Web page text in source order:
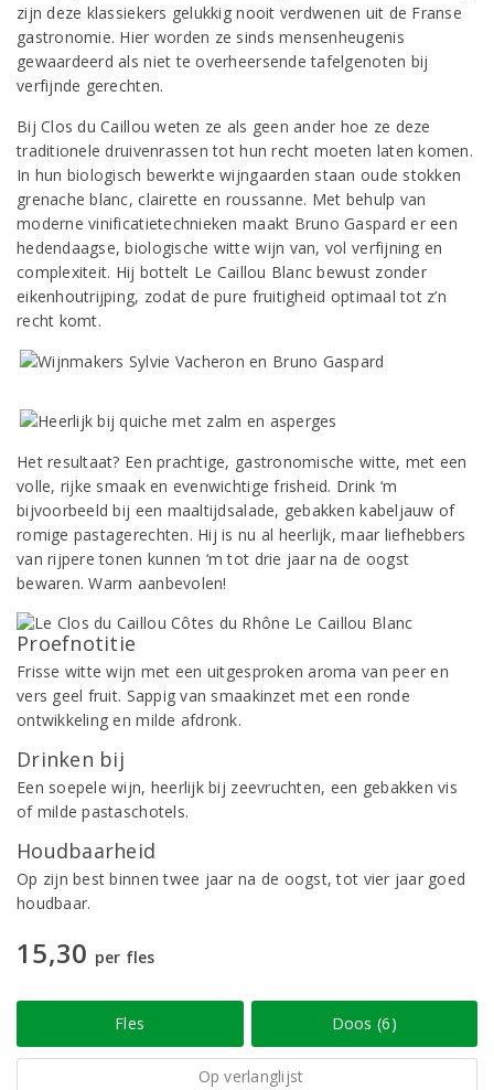
zijn deze klassiekers gelukkig nooit verdwenen uit de Franse
gastronomie. Hier worden ze sinds mensenheugenis
gewaardeerd als niet te overheersende tafelgenoten bij
verfijnde gerechten.
Bij Clos du Caillou weten ze als geen ander hoe ze deze
traditionele druivenrassen tot hun recht moeten laten komen.
In hun biologisch bewerkte wijngaarden staan oude stokken
grenache blanc, clairette en roussanne. Met behulp van
moderne vinificatietechnieken maakt Bruno Gaspard er een
hedendaagse, biologische witte wijn van, vol verfijning en
complexiteit. Hij bottelt Le Caillou Blanc bewust zonder
eikenhoutrijping, zodat de pure fruitigheid optimaal tot z’n
recht komt.
Het resultaat? Een prachtige, gastronomische witte, met een
volle, rijke smaak en evenwichtige frisheid. Drink ‘m
bijvoorbeeld bij een maaltijdsalade, gebakken kabeljauw of
romige pastagerechten. Hij is nu al heerlijk, maar liefhebbers
van rijpere tonen kunnen ‘m tot drie jaar na de oogst
bewaren. Warm aanbevolen!
Proefnotitie
Frisse witte wijn met een uitgesproken aroma van peer en
vers geel fruit. Sappig van smaakinzet met een ronde
ontwikkeling en milde afdronk.
Drinken bij
Een soepele wijn, heerlijk bij zeevruchten, een gebakken vis
of milde pastaschotels.
Houdbaarheid
Op zijn best binnen twee jaar na de oogst, tot vier jaar goed
houdbaar.
15,30 per fles
Fles Doos (6)
Op verlanglijst